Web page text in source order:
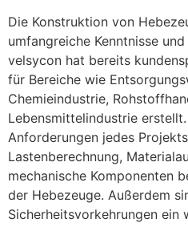
Die Konstruktion von
umfangreiche Kenntnisse
velsycon hat bereits
für Bereiche wie
Chemieindustrie,
Lebensmittelindustrie
Anforderungen jedes
Lastenberechnung,
mechanische Komponenten
der Hebezeuge. Außerdem
Sicherheitsvorkehrungen ein